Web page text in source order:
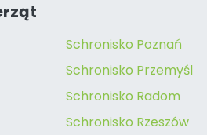
Schronisko Poznań
Schronisko Przemyśl
Schronisko Radom
Schronisko Rzeszów